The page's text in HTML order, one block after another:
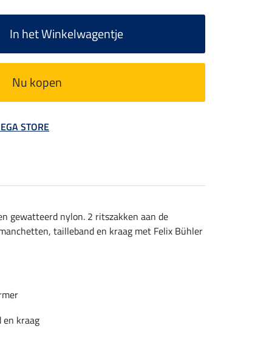
In het Winkelwagentje
Nu kopen
STORE
gewatteerd nylon. 2 ritszakken aan de
tailleband en kraag met Felix Bühler
kraag